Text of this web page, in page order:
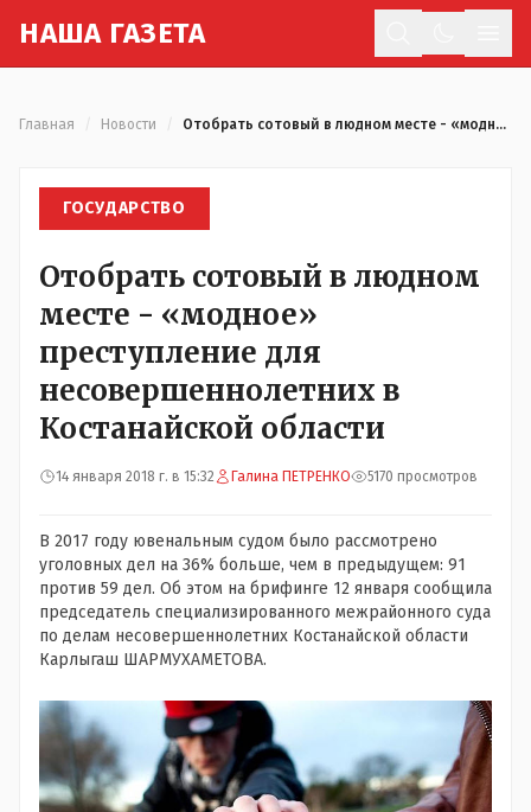
НАША ГАЗЕТА
Главная Новости Отобрать сотовый в людном месте - «модное» преступление для несовершеннолетних в Костанайской области
ГОСУДАРСТВО
Отобрать сотовый в людном
месте - «модное»
преступление для
несовершеннолетних в
Костанайской области
14 января 2018 г. в 15:32 Галина ПЕТРЕНКО 5170 просмотров
В 2017 году ювенальным судом было рассмотрено
уголовных дел на 36% больше, чем в предыдущем: 91
против 59 дел. Об этом на брифинге 12 января сообщила
председатель специализированного межрайонного суда
по делам несовершеннолетних Костанайской области
Карлыгаш ШАРМУХАМЕТОВА.